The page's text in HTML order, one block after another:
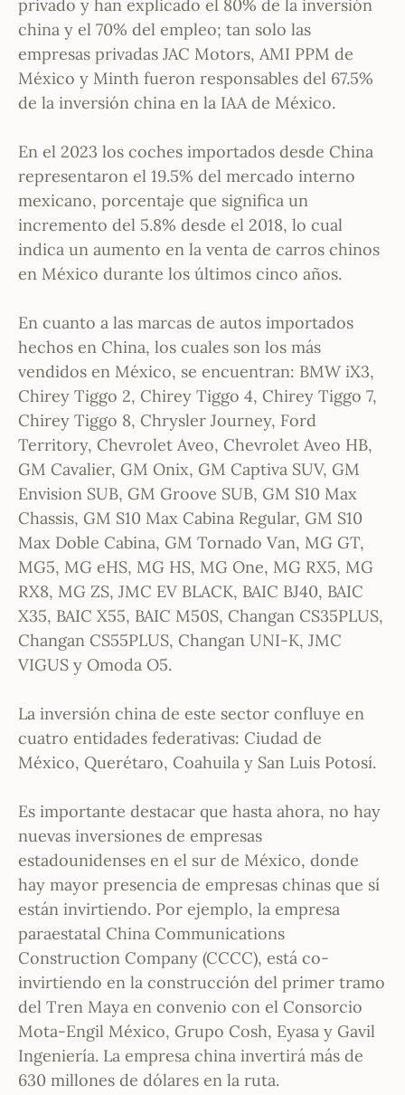
privado y han explicado el 80% de la inversión
china y el 70% del empleo; tan solo las
empresas privadas JAC Motors, AMI PPM de
México y Minth fueron responsables del 67.5%
de la inversión china en la IAA de México.
En el 2023 los coches importados desde China
representaron el 19.5% del mercado interno
mexicano, porcentaje que significa un
incremento del 5.8% desde el 2018, lo cual
indica un aumento en la venta de carros chinos
en México durante los últimos cinco años.
En cuanto a las marcas de autos importados
hechos en China, los cuales son los más
vendidos en México, se encuentran: BMW iX3,
Chirey Tiggo 2, Chirey Tiggo 4, Chirey Tiggo 7,
Chirey Tiggo 8, Chrysler Journey, Ford
Territory, Chevrolet Aveo, Chevrolet Aveo HB,
GM Cavalier, GM Onix, GM Captiva SUV, GM
Envision SUB, GM Groove SUB, GM S10 Max
Chassis, GM S10 Max Cabina Regular, GM S10
Max Doble Cabina, GM Tornado Van, MG GT,
MG5, MG eHS, MG HS, MG One, MG RX5, MG
RX8, MG ZS, JMC EV BLACK, BAIC BJ40, BAIC
X35, BAIC X55, BAIC M50S, Changan CS35PLUS,
Changan CS55PLUS, Changan UNI-K, JMC
VIGUS y Omoda O5.
La inversión china de este sector confluye en
cuatro entidades federativas: Ciudad de
México, Querétaro, Coahuila y San Luis Potosí.
Es importante destacar que hasta ahora, no hay
nuevas inversiones de empresas
estadounidenses en el sur de México, donde
hay mayor presencia de empresas chinas que sí
están invirtiendo. Por ejemplo, la empresa
paraestatal China Communications
Construction Company (CCCC), está co-
invirtiendo en la construcción del primer tramo
del Tren Maya en convenio con el Consorcio
Mota-Engil México, Grupo Cosh, Eyasa y Gavil
Ingeniería. La empresa china invertirá más de
630 millones de dólares en la ruta.